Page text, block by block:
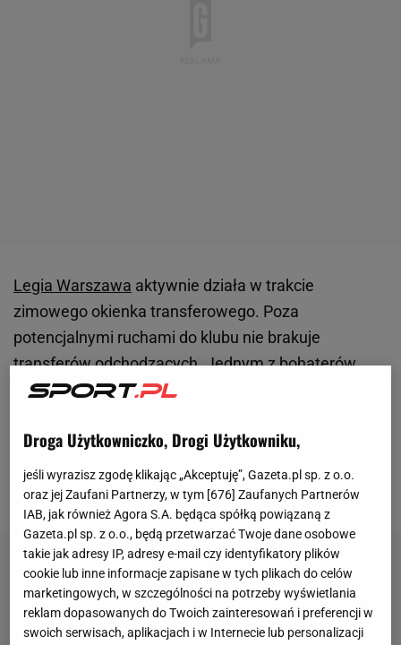
Legia Warszawa aktywnie działa w trakcie
zimowego okienka transferowego. Poza
potencjalnymi ruchami do klubu nie brakuje
transferów odchodzących. Jednym z bohaterów
takiegotransferujest Bartosz Slisz. 24-latek jest o
Amerykański zespół ma zapłacić Legii za
pomocnika 3,5 mln dolarów, czyli przy obecnym
kursie ok. 13,85 mln zł.
Droga Użytkowniczko, Drogi Użytkowniku,
jeśli wyrazisz zgodę klikając „Akceptuję”, Gazeta.pl sp. z o.o.
oraz jej Zaufani Partnerzy, w tym [676] Zaufanych Partnerów
IAB, jak również Agora S.A. będąca spółką powiązaną z
Gazeta.pl sp. z o.o., będą przetwarzać Twoje dane osobowe
takie jak adresy IP, adresy e-mail czy identyfikatory plików
cookie lub inne informacje zapisane w tych plikach do celów
marketingowych, w szczególności na potrzeby wyświetlania
reklam dopasowanych do Twoich zainteresowań i preferencji w
swoich serwisach, aplikacjach i w Internecie lub personalizacji